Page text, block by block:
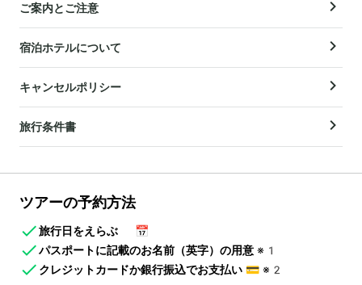
ご案内とご注意
宿泊ホテルについて
キャンセルポリシー
旅行条件書
ツアーの予約方法
旅行日をえらぶ
📅
パスポートに記載のお名前（英字）の用意 ※1
クレジットカードか銀行振込でお支払い 💳 ※2